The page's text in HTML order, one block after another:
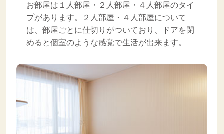
お部屋は１人部屋・２人部屋・４人部屋のタイ
プがあります。２人部屋・４人部屋について
は、部屋ごとに仕切りがついており、ドアを閉
めると個室のような感覚で生活が出来ます。